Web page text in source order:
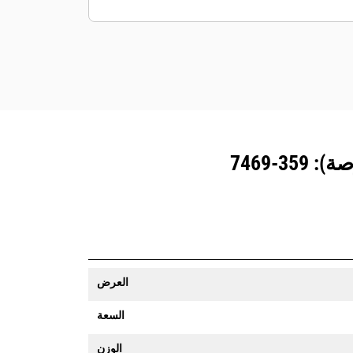
المزوَّدة بنظام تتبع المعدات رسالة تنبيه إذا
العرض
السعة
الوزن